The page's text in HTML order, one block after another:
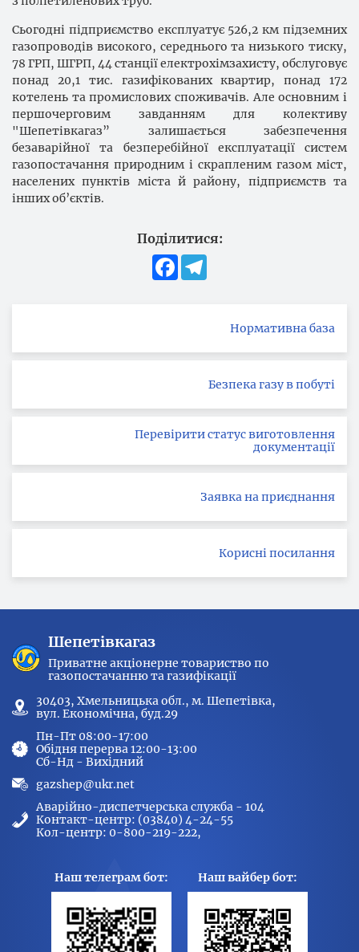
Сьогодні підприємство експлуатує 526,2 км підземних
газопроводів високого, середнього та низького тиску,
78 ГРП, ШГРП, 44 станції електрохімзахисту, обслуговує
понад 20,1 тис. газифікованих квартир, понад 172
котелень та промислових споживачів. Але основним і
першочерговим завданням для колективу
"Шепетівкагаз” залишається забезпечення
безаварійної та безперебійної експлуатації систем
газопостачання природним і скрапленим газом міст,
населених пунктів міста й району, підприємств та
інших об’єктів.
Поділитися:
Facebook
Нормативна база
Безпека газу в побуті
Перевірити статус виготовлення
документації
Заявка на приєднання
Корисні посилання
Шепетівкагаз
Приватне акціонерне товариство по
газопостачанню та газифікації
30403, Хмельницька обл., м. Шепетівка,
вул. Економічна, буд.29
Пн-Пт 08:00-17:00
Обідня перерва 12:00-13:00
Сб-Нд - Вихідний
gazshep@ukr.net
Аварійно-диспетчерська служба - 104
Контакт-центр: (03840) 4-24-55
Кол-центр: 0-800-219-222,
Наш телеграм бот: Наш вайбер бот: